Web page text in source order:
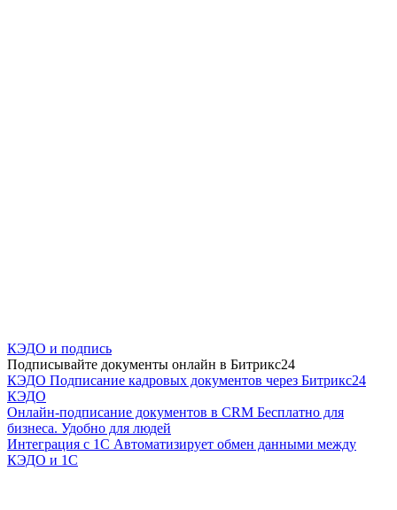
КЭДО и подпись
Подписывайте документы онлайн в Битрикс24
КЭДО Подписание кадровых документов через Битрикс24
КЭДО
Онлайн-подписание документов в CRM Бесплатно для
бизнеса. Удобно для людей
Интеграция с 1С Автоматизирует обмен данными между
КЭДО и 1С